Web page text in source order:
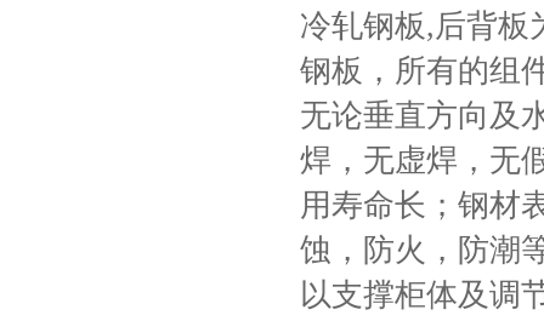
冷轧钢板,后背板
钢板，所有的组
无论垂直方向及
焊，无虚焊，无
用寿命长；钢材
蚀，防火，防潮
以支撑柜体及调